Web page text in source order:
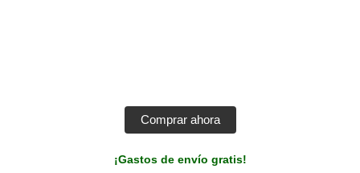
Comprar ahora
¡Gastos de envío gratis!